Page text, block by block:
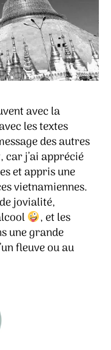
avec la
les textes
des autres
car j’ai apprécié
et appris une
vietnamiennes.
jovialité,
, et les
une grande
fleuve ou au